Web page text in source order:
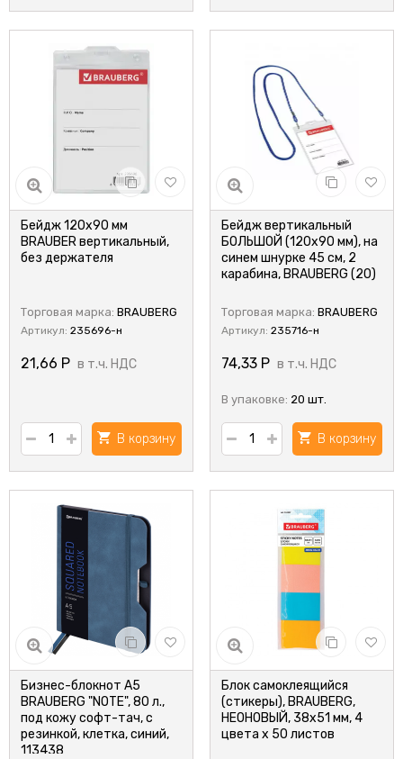
Бейдж 120х90 мм
BRAUBER вертикальный,
без держателя
Торговая марка: BRAUBERG
Артикул: 235696-н
21,66 Р в т.ч. НДС
В корзину
Бейдж вертикальный
БОЛЬШОЙ (120х90 мм), на
синем шнурке 45 см, 2
карабина, BRAUBERG (20)
Торговая марка: BRAUBERG
Артикул: 235716-н
74,33 Р в т.ч. НДС
В упаковке: 20 шт.
В корзину
Бизнес-блокнот А5
BRAUBERG "NOTE", 80 л.,
под кожу софт-тач, с
резинкой, клетка, синий,
113438
Блок самоклеящийся
(стикеры), BRAUBERG,
НЕОНОВЫЙ, 38х51 мм, 4
цвета х 50 листов